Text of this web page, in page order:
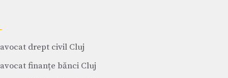
avocat drept civil Cluj
avocat finanțe bănci Cluj